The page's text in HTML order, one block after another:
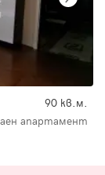
90 кв.м.
апартамент